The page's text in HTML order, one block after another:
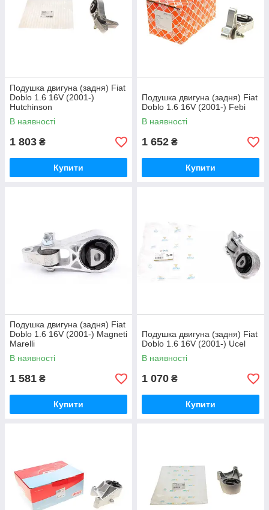
Подушка двигуна (задня) Fiat
Doblo 1.6 16V (2001-)
Hutchinson
В наявності
1 803 ₴
Купити
Подушка двигуна (задня) Fiat
Doblo 1.6 16V (2001-) Febi
В наявності
1 652 ₴
Купити
Подушка двигуна (задня) Fiat
Doblo 1.6 16V (2001-) Magneti
Marelli
В наявності
1 581 ₴
Купити
Подушка двигуна (задня) Fiat
Doblo 1.6 16V (2001-) Ucel
В наявності
1 070 ₴
Купити